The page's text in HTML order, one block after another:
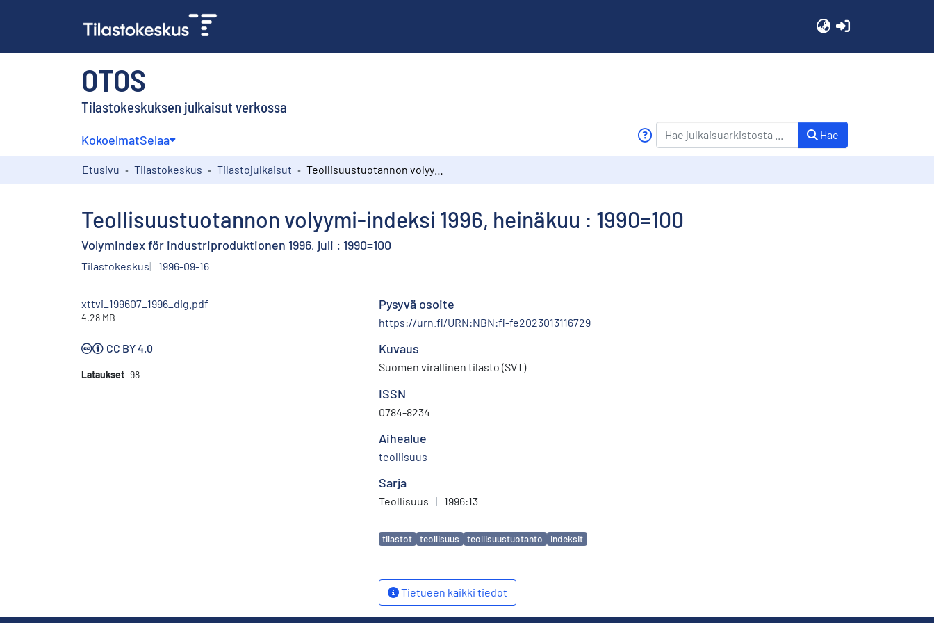
OTOS
Tilastokeskuksen julkaisut verkossa
KokoelmatSelaa Hae
Etusivu Tilastokeskus Tilastojulkaisut
Teollisuustuotannon volyymi-indeksi 1996, heinäkuu : 1990=100
Volymindex för industriproduktionen 1996, juli : 1990=100
Tilastokeskus 1996-09-16
xttvi_199607_1996_dig.pdf
4.28 MB
CC BY 4.0
Lataukset 98
Pysyvä osoite
https://urn.fi/URN:NBN:fi-fe2023013116729
Kuvaus
Suomen virallinen tilasto (SVT)
ISSN
0784-8234
Aihealue
teollisuus
Sarja
Teollisuus | 1996:13
Avainsanat
tilastot teollisuus teollisuustuotanto indeksit
Tietueen kaikki tiedot